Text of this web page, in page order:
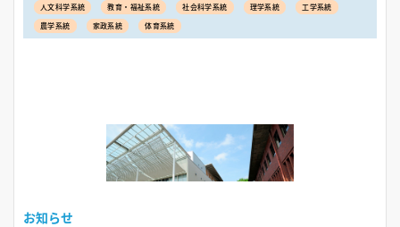
人文科学系統 教育・福祉系統 社会科学系統 理学系統
工学系統
農学系統
家政系統 体育系統
お知らせ